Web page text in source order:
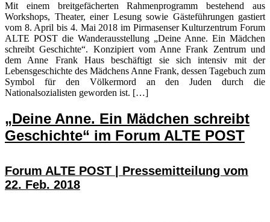
Mit einem breitgefächerten Rahmenprogramm bestehend aus
Workshops, Theater, einer Lesung sowie Gästeführungen gastiert
vom 8. April bis 4. Mai 2018 im Pirmasenser Kulturzentrum Forum
ALTE POST die Wanderausstellung „Deine Anne. Ein Mädchen
schreibt Geschichte“. Konzipiert vom Anne Frank Zentrum und
dem Anne Frank Haus beschäftigt sie sich intensiv mit der
Lebensgeschichte des Mädchens Anne Frank, dessen Tagebuch zum
Symbol für den Völkermord an den Juden durch die
Nationalsozialisten geworden ist. […]
„Deine Anne. Ein Mädchen schreibt
Geschichte“ im Forum ALTE POST
Forum ALTE POST | Pressemitteilung vom
22. Feb. 2018